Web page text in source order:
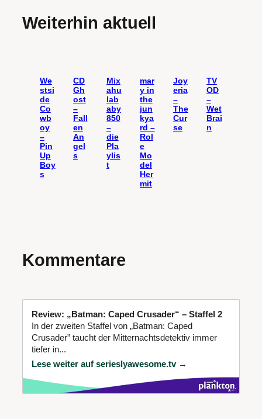
Weiterhin aktuell
We
stsi
de
Co
wb
oy
–
Pin
Up
Boy
s
CD
Gh
ost
–
Fall
en
An
gel
s
Mix
ahu
lab
aby
850
–
die
Pla
ylis
t
mar
y in
the
jun
kya
rd –
Rol
e
Mo
del
Her
mit
Joy
eria
–
The
Cur
se
TV
OD
–
Wet
Brai
n
Kommentare
Review: „Batman: Caped Crusader“ – Staffel 2
In der zweiten Staffel von „Batman: Caped
Crusader” taucht der Mitternachtsdetektiv immer
tiefer in...
Lese weiter auf serieslyawesome.tv →